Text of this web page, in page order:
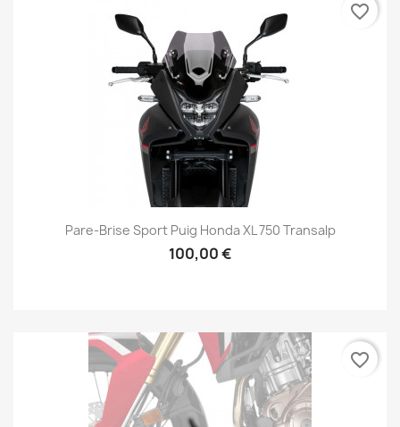
Pare-Brise Sport Puig Honda XL 750 Transalp
100,00 €
favorite_border
favorite_border